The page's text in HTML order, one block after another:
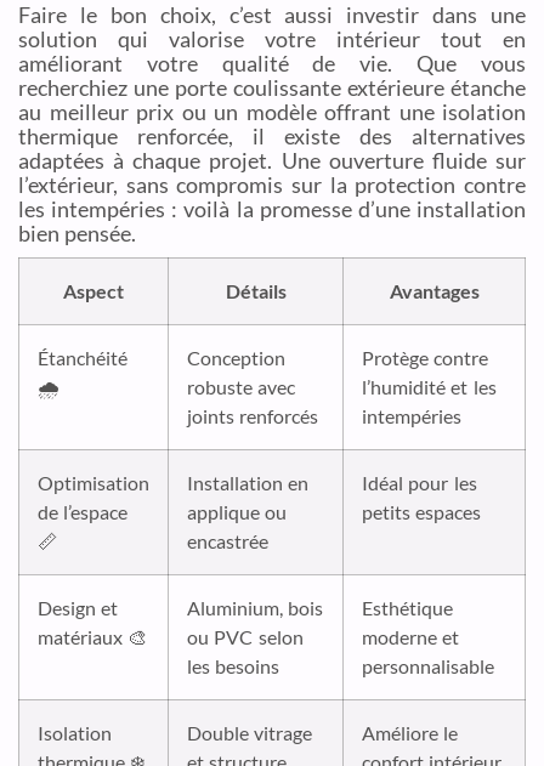
Faire le bon choix, c’est aussi investir dans une
solution qui valorise votre intérieur tout en
améliorant votre qualité de vie. Que vous
recherchiez une porte coulissante extérieure étanche
au meilleur prix ou un modèle offrant une isolation
thermique renforcée, il existe des alternatives
adaptées à chaque projet. Une ouverture fluide sur
l’extérieur, sans compromis sur la protection contre
les intempéries : voilà la promesse d’une installation
bien pensée.
Aspect Détails Avantages
Étanchéité
🌧️
Conception
robuste avec
joints renforcés
Protège contre
l’humidité et les
intempéries
Optimisation
de l’espace
📏
Installation en
applique ou
encastrée
Idéal pour les
petits espaces
Design et
matériaux 🎨
Aluminium, bois
ou PVC selon
les besoins
Esthétique
moderne et
personnalisable
Isolation
Double vitrage
Améliore le